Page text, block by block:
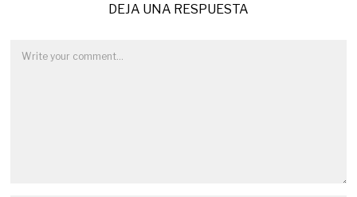
DEJA UNA RESPUESTA